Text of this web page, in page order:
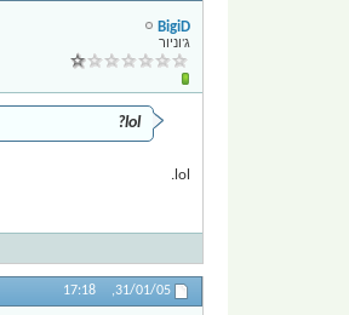
BigiD
ג'וניור
lol?
lol.
31/01/05,
17:18